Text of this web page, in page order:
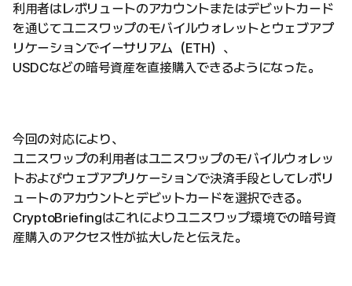
利用者はレボリュートのアカウントまたはデビットカード
を通じてユニスワップのモバイルウォレットとウェブアプ
リケーションでイーサリアム（ETH）、
USDCなどの暗号資産を直接購入できるようになった。
今回の対応により、
ユニスワップの利用者はユニスワップのモバイルウォレッ
トおよびウェブアプリケーションで決済手段としてレボリ
ュートのアカウントとデビットカードを選択できる。
CryptoBriefingはこれによりユニスワップ環境での暗号資
産購入のアクセス性が拡大したと伝えた。